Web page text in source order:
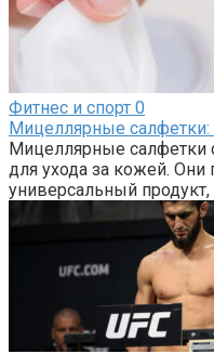
Фитнес и спорт 0
Мицеллярные
Мицеллярные салфетки
для ухода за кожей. Они
универсальный продукт,